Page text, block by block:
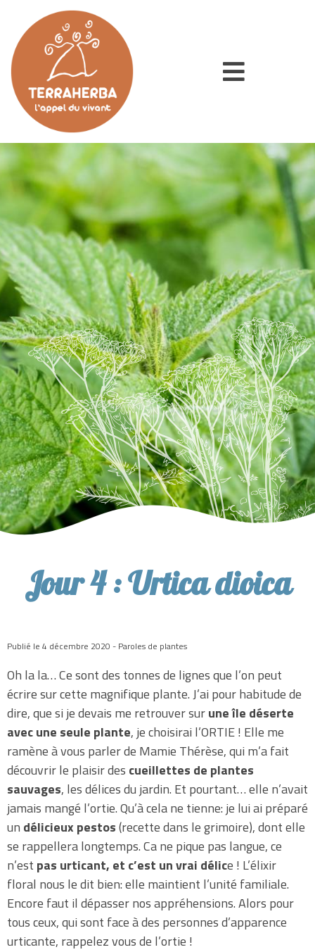
Jour 4 : Urtica dioica
Publié le 4 décembre 2020 - Paroles de plantes
Oh la la… Ce sont des tonnes de lignes que l’on peut
écrire sur cette magnifique plante. J’ai pour habitude de
dire, que si je devais me retrouver surune île déserte
avec une seule plante, je choisirai l’ORTIE ! Elle me
ramène à vous parler de Mamie Thérèse, qui m’a fait
découvrir le plaisir des cueillettes de plantes
sauvages, les délices du jardin. Et pourtant… elle n’avait
jamais mangé l’ortie. Qu’à cela ne tienne: je lui ai préparé
un délicieux pestos(recette dans le grimoire), dont elle
se rappellera longtemps. Ca ne pique pas langue, ce
n’est pas urticant, et c’est un vrai délice ! L’élixir
floral nous le dit bien: elle maintient l’unité familiale.
Encore faut il dépasser nos appréhensions. Alors pour
tous ceux, qui sont face à des personnes d’apparence
urticante, rappelez vous de l’ortie !